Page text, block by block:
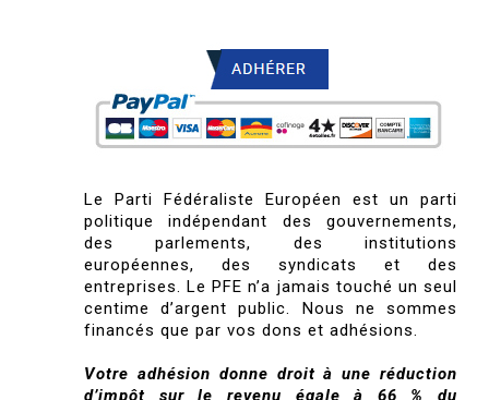
Le Parti Fédéraliste Européen est un parti
politique indépendant des gouvernements,
des parlements, des institutions
européennes, des syndicats et des
entreprises. Le PFE n’a jamais touché un seul
centime d’argent public. Nous ne sommes
financés que par vos dons et adhésions.
Votre adhésion donne droit à une réduction
d’impôt sur le revenu égale à 66 % du